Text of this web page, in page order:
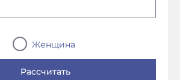
Женщина